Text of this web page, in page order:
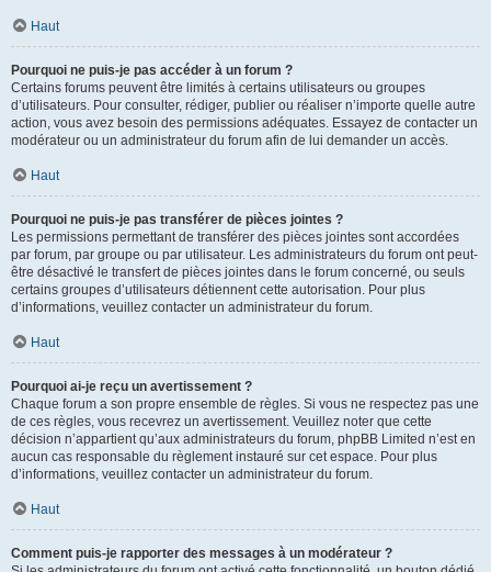
Haut
Pourquoi ne puis-je pas accéder à un forum ?
Certains forums peuvent être limités à certains utilisateurs ou groupes
d’utilisateurs. Pour consulter, rédiger, publier ou réaliser n’importe quelle autre
action, vous avez besoin des permissions adéquates. Essayez de contacter un
modérateur ou un administrateur du forum afin de lui demander un accès.
Haut
Pourquoi ne puis-je pas transférer de pièces jointes ?
Les permissions permettant de transférer des pièces jointes sont accordées
par forum, par groupe ou par utilisateur. Les administrateurs du forum ont peut-
être désactivé le transfert de pièces jointes dans le forum concerné, ou seuls
certains groupes d’utilisateurs détiennent cette autorisation. Pour plus
d’informations, veuillez contacter un administrateur du forum.
Haut
Pourquoi ai-je reçu un avertissement ?
Chaque forum a son propre ensemble de règles. Si vous ne respectez pas une
de ces règles, vous recevrez un avertissement. Veuillez noter que cette
décision n’appartient qu’aux administrateurs du forum, phpBB Limited n’est en
aucun cas responsable du règlement instauré sur cet espace. Pour plus
d’informations, veuillez contacter un administrateur du forum.
Haut
Comment puis-je rapporter des messages à un modérateur ?